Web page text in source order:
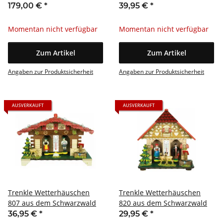
Holzfiguren aus dem
179,00 € *
Momentan nicht verfügbar
Zum Artikel
Angaben zur Produktsicherheit
39,95 € *
Momentan nicht verfügbar
Zum Artikel
Angaben zur Produktsicherheit
AUSVERKAUFT
Trenkle Wetterhäuschen
807 aus dem Schwarzwald
36,95 € *
AUSVERKAUFT
Trenkle Wetterhäuschen
820 aus dem Schwarzwald
29,95 € *